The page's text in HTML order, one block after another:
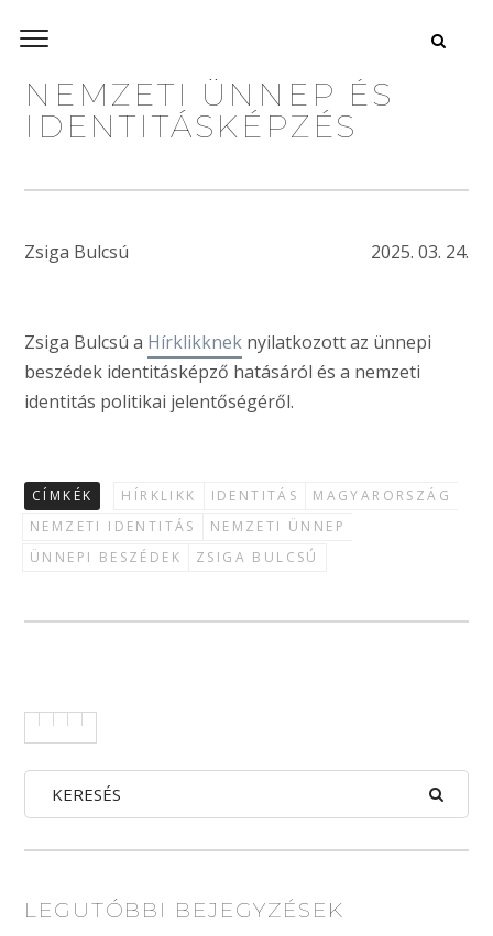
NEMZETI ÜNNEP ÉS
IDENTITÁSKÉPZÉS
Zsiga Bulcsú 2025. 03. 24.
Zsiga Bulcsú a Hírklikknek nyilatkozott az ünnepi
beszédek identitásképző hatásáról és a nemzeti
identitás politikai jelentőségéről.
CÍMKÉK HÍRKLIKK IDENTITÁS
MAGYARORSZÁG
NEMZETI IDENTITÁS
NEMZETI ÜNNEP
ÜNNEPI BESZÉDEK
ZSIGA BULCSÚ
LEGUTÓBBI BEJEGYZÉSEK